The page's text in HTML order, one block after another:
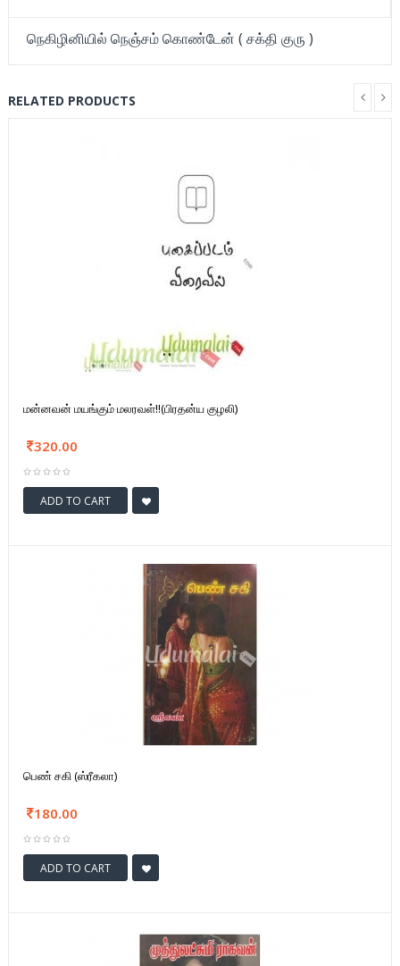
நெகிழினியில் நெஞ்சம் கொண்டேன் ( சக்தி குரு )
RELATED PRODUCTS
மன்னவன் மயங்கும் மலரவள்!!(பிரதன்ய குழலி)
320.00
ADD TO CART
பெண் சகி (ஸ்ரீகலா)
180.00
ADD TO CART